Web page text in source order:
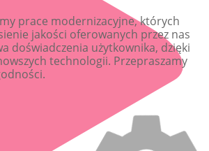
prace modernizacyjne, których
jakości oferowanych przez nas
doświadczenia użytkownika, dzięki
technologii. Przepraszamy